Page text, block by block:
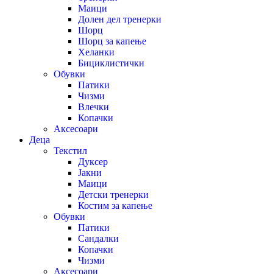
Маици
Долен дел тренерки
Шорц
Шорц за капење
Хеланки
Бициклистички
Обувки
Патики
Чизми
Влечки
Копачки
Аксесоари
Деца
Текстил
Дуксер
Јакни
Маици
Детски тренерки
Костим за капење
Обувки
Патики
Сандалки
Копачки
Чизми
Аксесоари